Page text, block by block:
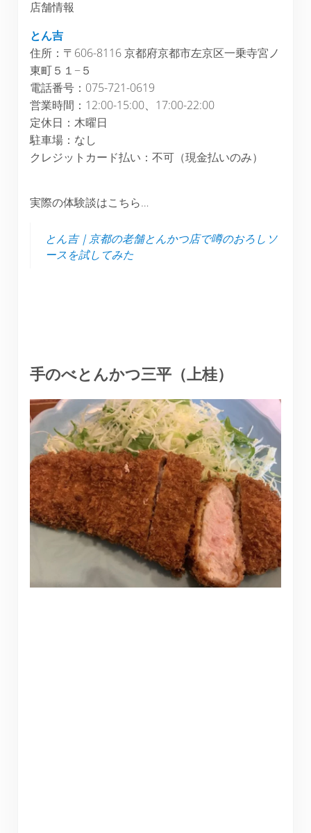
店舗情報
とん吉
住所：〒606-8116 京都府京都市左京区一乗寺宮ノ
東町５１−５
電話番号：075-721-0619
営業時間：12:00-15:00、17:00-22:00
定休日：木曜日
駐車場：なし
クレジットカード払い：不可（現金払いのみ）
実際の体験談はこちら…
とん吉｜京都の老舗とんかつ店で噂のおろしソ
ースを試してみた
手のべとんかつ三平（上桂）